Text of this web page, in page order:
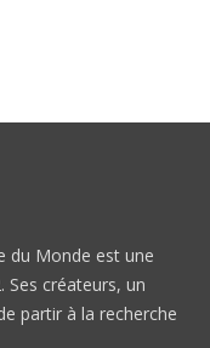
du Monde est une
Ses créateurs, un
partir à la recherche